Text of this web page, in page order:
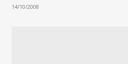
14/10/2008